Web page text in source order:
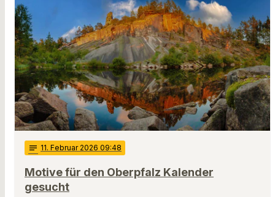
notes 11. Februar 2026 09:48
Motive für den Oberpfalz Kalender
gesucht